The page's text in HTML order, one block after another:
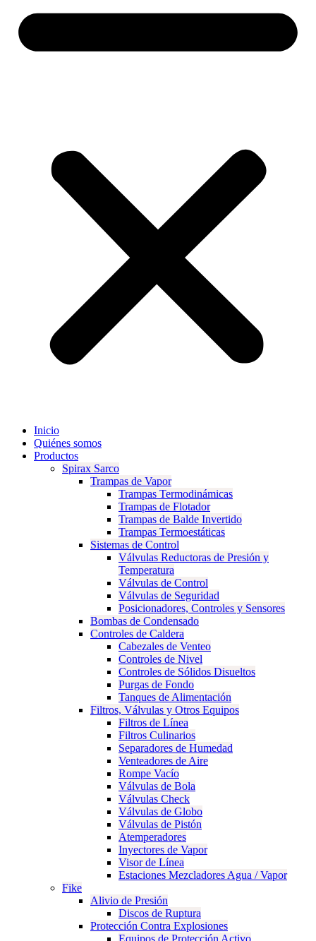
Inicio
Quiénes somos
Productos
Spirax Sarco
Trampas de Vapor
Trampas Termodinámicas
Trampas de Flotador
Trampas de Balde Invertido
Trampas Termoestáticas
Sistemas de Control
Válvulas Reductoras de Presión y
Temperatura
Válvulas de Control
Válvulas de Seguridad
Posicionadores, Controles y Sensores
Bombas de Condensado
Controles de Caldera
Cabezales de Venteo
Controles de Nivel
Controles de Sólidos Disueltos
Purgas de Fondo
Tanques de Alimentación
Filtros, Válvulas y Otros Equipos
Filtros de Línea
Filtros Culinarios
Separadores de Humedad
Venteadores de Aire
Rompe Vacío
Válvulas de Bola
Válvulas Check
Válvulas de Globo
Válvulas de Pistón
Atemperadores
Inyectores de Vapor
Visor de Línea
Estaciones Mezcladores Agua / Vapor
Fike
Alivio de Presión
Discos de Ruptura
Protección Contra Explosiones
Equipos de Protección Activo